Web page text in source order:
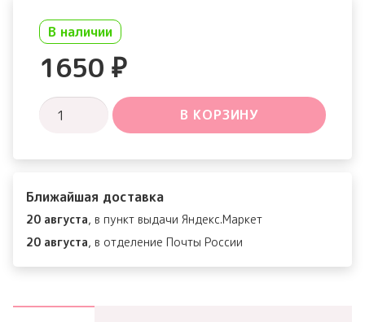
В наличии
1650 ₽
Количество
Propolis
+
Niacinamide
В КОРЗИНУ
Ближайшая доставка
20 августа, в пункт выдачи Яндекс.Маркет
20 августа, в отделение Почты России